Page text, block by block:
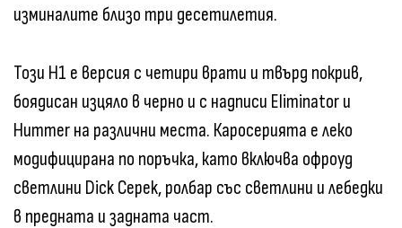
изминалите близо три десетилетия.
Този H1 е версия с четири врати и твърд покрив,
боядисан изцяло в черно и с надписи Eliminator и
Hummer на различни места. Каросерията е леко
модифицирана по поръчка, като включва офроуд
светлини Dick Cepek, ролбар със светлини и лебедки
в предната и задната част.